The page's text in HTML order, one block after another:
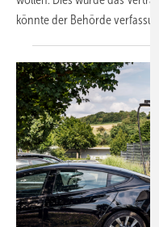
könnte der Behörde